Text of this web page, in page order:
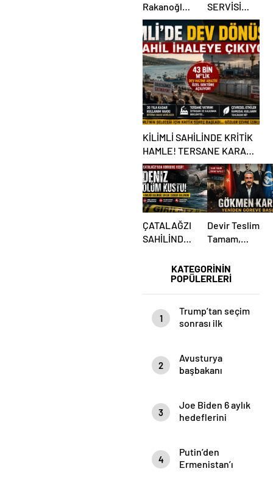
KATEGORİNİN
POPÜLERLERİ
1
Trump’tan seçim
sonrası ilk
2
Avusturya
başbakanı
bilinmeyenler
3
Joe Biden 6 aylık
hedeflerini
4
Putin’den
Ermenistan’ı
Rakanoğlu
Ailelerinin
Acı Günü
SERVİSİ
İSTİNAT
DUVARINA
ÇARPTI
KİLİMLİ SAHİLİNDE KRİTİK
HAMLE! TERSANE KARARI
TARTIŞMA BAŞLATTI
ÇATALAĞZI
SAHİLİNDE
Devir Teslim
Tamam,
Mi?
Ülkücüler
Belediye
Önünde
Yemin Etti